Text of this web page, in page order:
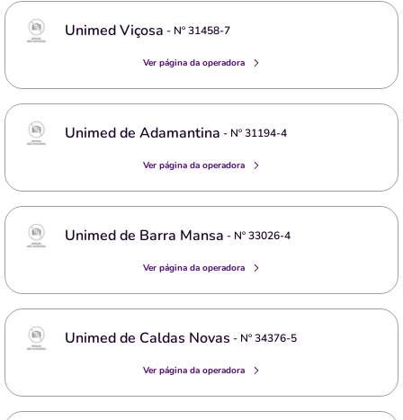
Unimed Viçosa - Nº31458-7
Ver página da operadora
Unimed de Adamantina - Nº31194-4
Ver página da operadora
Unimed de Barra Mansa - Nº33026-4
Ver página da operadora
Unimed de Caldas Novas - Nº34376-5
Ver página da operadora